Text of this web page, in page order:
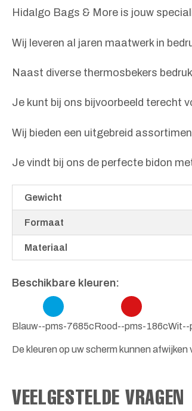
Hidalgo Bags & More is jouw
Wij leveren al jaren maatwerk in
Naast diverse thermosbekers
Je kunt bij ons bijvoorbeeld terecht
Wij bieden een uitgebreid
Je vindt bij ons de perfecte bidon
Gewicht
Formaat
Materiaal
Beschikbare kleuren:
Blauw--pms-7685cRood--pms-186cWit--
De kleuren op uw scherm kunnen
VEELGESTELDE VRAGEN